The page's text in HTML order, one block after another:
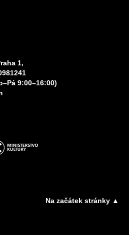
1,
9:00–16:00)
Na začátek stránky ▲